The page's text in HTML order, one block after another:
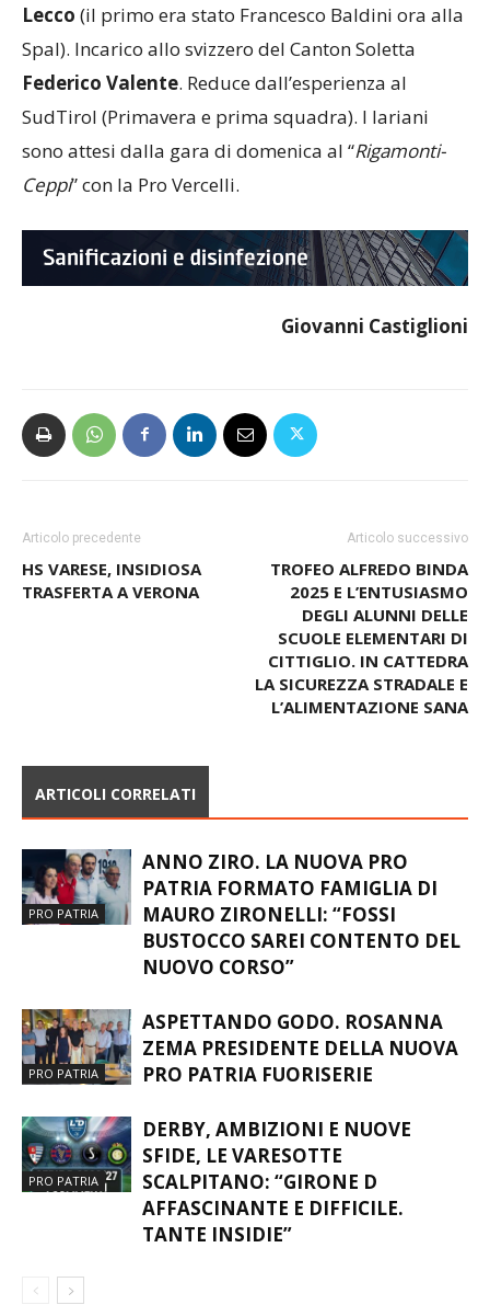
Lecco (il primo era stato Francesco Baldini ora alla
Spal). Incarico allo svizzero del Canton Soletta
Federico Valente. Reduce dall’esperienza al
SudTirol (Primavera e prima squadra). I lariani
sono attesi dalla gara di domenica al “Rigamonti-
Ceppi” con la Pro Vercelli.
Giovanni Castiglioni
Articolo precedente
HS VARESE, INSIDIOSA
TRASFERTA A VERONA
Articolo successivo
TROFEO ALFREDO BINDA
2025 E L’ENTUSIASMO
DEGLI ALUNNI DELLE
SCUOLE ELEMENTARI DI
CITTIGLIO. IN CATTEDRA
LA SICUREZZA STRADALE E
L’ALIMENTAZIONE SANA
ARTICOLI CORRELATI
PRO PATRIA
ANNO ZIRO. LA NUOVA PRO
PATRIA FORMATO FAMIGLIA DI
MAURO ZIRONELLI: “FOSSI
BUSTOCCO SAREI CONTENTO DEL
NUOVO CORSO”
PRO PATRIA
ASPETTANDO GODO. ROSANNA
ZEMA PRESIDENTE DELLA NUOVA
PRO PATRIA FUORISERIE
PRO PATRIA
DERBY, AMBIZIONI E NUOVE
SFIDE, LE VARESOTTE
SCALPITANO: “GIRONE D
AFFASCINANTE E DIFFICILE.
TANTE INSIDIE”